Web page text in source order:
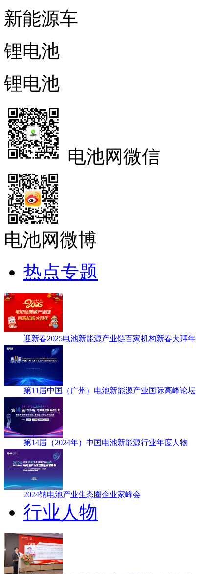
新能源车
锂电池
锂电池
电池网微信
电池网微博
热点专题
迎新春2025电池新能源产业链百家机构新春大拜年
第11届中国（广州）电池新能源产业国际高峰论坛
第14届（2024年）中国电池新能源行业年度人物
2024钠电池产业生态圈企业家峰会
行业人物